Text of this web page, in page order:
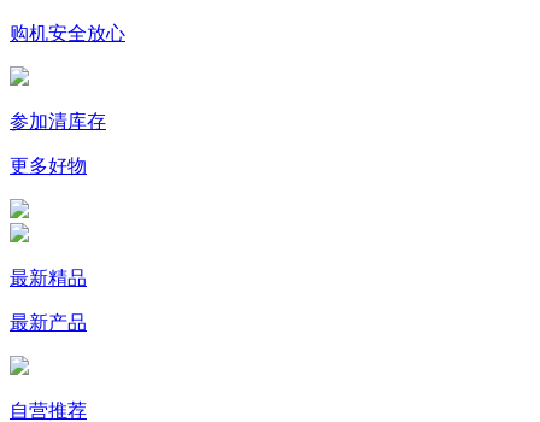
购机安全放心
参加清库存
更多好物
最新精品
最新产品
自营推荐